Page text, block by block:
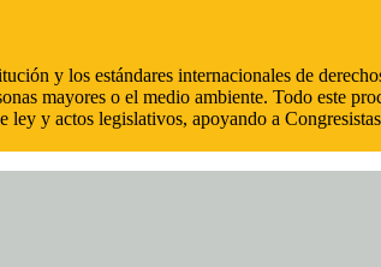
y los estándares internacionales de
mayores o el medio ambiente. Todo este
y actos legislativos, apoyando a